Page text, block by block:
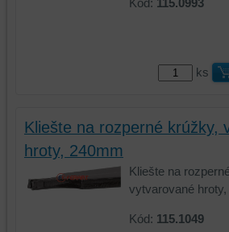
ks
Kliešte na rozperné krúžky,
hroty, 240mm
Kliešte na
vytvarované
Kód: 115.1049